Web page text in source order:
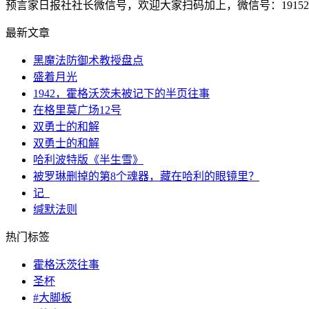
预言家日报社社长微信号，欢迎大家扫码加上，微信号：
最新文章
黑魔法防御术教授盘点
盛着月光
1942，霍格沃茨未被记下的半页往事
在格里莫广场12号
双勇士的和解
双勇士的和解
哈利波特版《半生雪》
被罗琳删掉的第8个魂器，藏在哈利的眼镜里？
记_
缄默法则
热门标签
霍格沃茨往事
圣杯
#大脚板